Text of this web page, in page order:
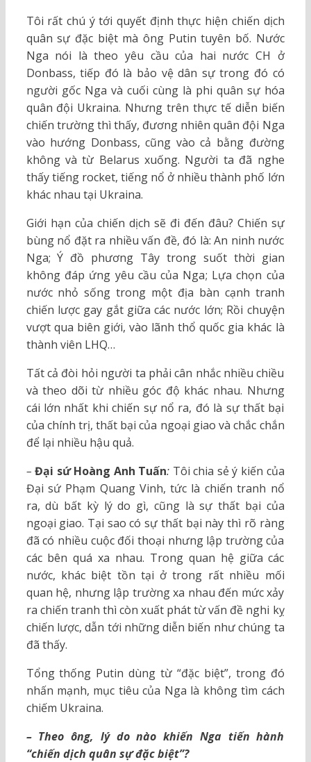
Tôi rất chú ý tới quyết định thực hiện chiến dịch
quân sự đặc biệt mà ông Putin tuyên bố. Nước
Nga nói là theo yêu cầu của hai nước CH ở
Donbass, tiếp đó là bảo vệ dân sự trong đó có
người gốc Nga và cuối cùng là phi quân sự hóa
quân đội Ukraina. Nhưng trên thực tế diễn biến
chiến trường thì thấy, đương nhiên quân đội Nga
vào hướng Donbass, cũng vào cả bằng đường
không và từ Belarus xuống. Người ta đã nghe
thấy tiếng rocket, tiếng nổ ở nhiều thành phố lớn
khác nhau tại Ukraina.
Giới hạn của chiến dịch sẽ đi đến đâu? Chiến sự
bùng nổ đặt ra nhiều vấn đề, đó là: An ninh nước
Nga; Ý đồ phương Tây trong suốt thời gian
không đáp ứng yêu cầu của Nga; Lựa chọn của
nước nhỏ sống trong một địa bàn cạnh tranh
chiến lược gay gắt giữa các nước lớn; Rồi chuyện
vượt qua biên giới, vào lãnh thổ quốc gia khác là
thành viên LHQ…
Tất cả đòi hỏi người ta phải cân nhắc nhiều chiều
và theo dõi từ nhiều góc độ khác nhau. Nhưng
cái lớn nhất khi chiến sự nổ ra, đó là sự thất bại
của chính trị, thất bại của ngoại giao và chắc chắn
để lại nhiều hậu quả.
–Đại sứ Hoàng Anh Tuấn: Tôi chia sẻ ý kiến của
Đại sứ Phạm Quang Vinh, tức là chiến tranh nổ
ra, dù bất kỳ lý do gì, cũng là sự thất bại của
ngoại giao. Tại sao có sự thất bại này thì rõ ràng
đã có nhiều cuộc đối thoại nhưng lập trường của
các bên quá xa nhau. Trong quan hệ giữa các
nước, khác biệt tồn tại ở trong rất nhiều mối
quan hệ, nhưng lập trường xa nhau đến mức xảy
ra chiến tranh thì còn xuất phát từ vấn đề nghi kỵ
chiến lược, dẫn tới những diễn biến như chúng ta
đã thấy.
Tổng thống Putin dùng từ “đặc biệt”, trong đó
nhấn mạnh, mục tiêu của Nga là không tìm cách
chiếm Ukraina.
– Theo ông, lý do nào khiến Nga tiến hành
“chiến dịch quân sự đặc biệt”?